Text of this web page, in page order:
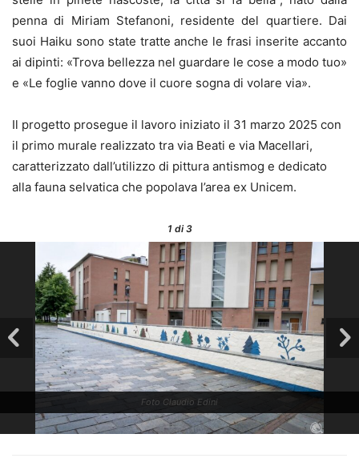
penna di Miriam Stefanoni, residente del quartiere. Dai
suoi Haiku sono state tratte anche le frasi inserite accanto
ai dipinti: «Trova bellezza nel guardare le cose a modo tuo»
e «Le foglie vanno dove il cuore sogna di volare via».
Il progetto prosegue il lavoro iniziato il 31 marzo 2025 con
il primo murale realizzato tra via Beati e via Macellari,
caratterizzato dall’utilizzo di pittura antismog e dedicato
alla fauna selvatica che popolava l’area ex Unicem.
1di 3
Foto Claudio Edini